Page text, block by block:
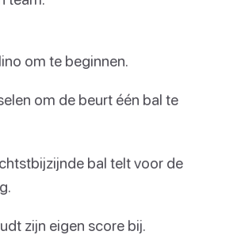
om te beginnen.
om de beurt één bal te
bal telt voor de
zijn eigen score bij.